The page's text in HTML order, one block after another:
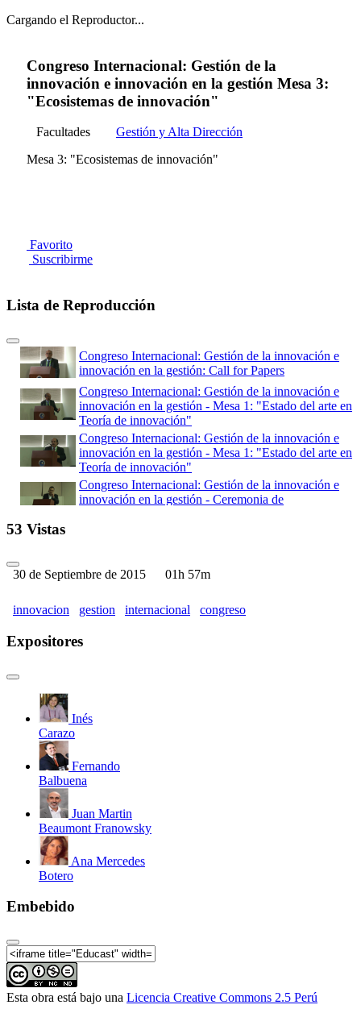
Cargando el Reproductor...
Congreso Internacional: Gestión de la
innovación e innovación en la gestión Mesa 3:
"Ecosistemas de innovación"
Facultades
Gestión y Alta Dirección
Mesa 3: "Ecosistemas de innovación"
Favorito
Suscribirme
Lista de Reproducción
Congreso Internacional: Gestión de la innovación e
innovación en la gestión: Call for Papers
Congreso Internacional: Gestión de la innovación e
innovación en la gestión - Mesa 1: "Estado del arte en
Teoría de innovación"
Congreso Internacional: Gestión de la innovación e
innovación en la gestión - Mesa 1: "Estado del arte en
Teoría de innovación"
Congreso Internacional: Gestión de la innovación e
innovación en la gestión - Ceremonia de
Congreso Internacional: Gestión de la innovación e
Congreso Internacional: Gestión de la innovación e
innovación ante los retos del desarrollo sostenible"
(Parte 03)
innovación en la gestión Mesa 2: "Políticas públicas
Congreso Internacional: Gestión de la innovación e
innovación en la gestión Mesa de Cierre (Parte 03)
innovación en la gestión Mesa 3: "Ecosistemas de
innovación"
innovación en la gestión - Mesa 4: "El rol de la
innovación al interior de las organizaciones" (Parte
06)
innovación en la gestión - CONVERSATORIO:
Innovación en la Docencia Universitaria (Parte 01)
53 Vistas
30 de Septiembre de 2015 01h 57m
innovacion gestion internacional congreso
Expositores
Inés
Carazo
Fernando
Balbuena
Juan Martin
Beaumont Franowsky
Ana Mercedes
Botero
Embebido
Esta obra está bajo una Licencia Creative Commons 2.5 Perú